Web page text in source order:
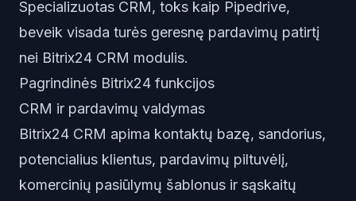
Specializuotas CRM, toks kaip Pipedrive,
beveik visada turės geresnę pardavimų patirtį
nei Bitrix24 CRM modulis.
Pagrindinės Bitrix24 funkcijos
CRM ir pardavimų valdymas
Bitrix24 CRM apima kontaktų bazę, sandorius,
potencialius klientus, pardavimų piltuvėlį,
komercinių pasiūlymų šablonus ir sąskaitų